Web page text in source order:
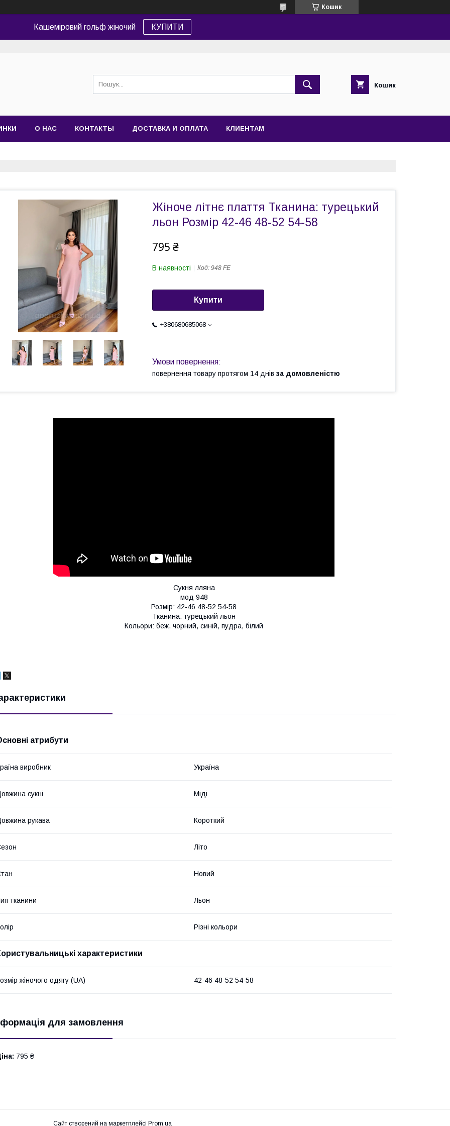
Кошик
Кашеміровий гольф жіночий КУПИТИ
Кошик
О НАС КОНТАКТЫ ДОСТАВКА И ОПЛАТА КЛИЕНТАМ
Жіноче літнє плаття Тканина: турецький
льон Розмір 42-46 48-52 54-58
795 ₴
В наявності Код: 948 FE
Купити
+380680685068
повернення товару протягом 14 днів за домовленістю
Сукня лляна
мод 948
Розмір: 42-46 48-52 54-58
Тканина: турецький льон
Кольори: беж, чорний, синій, пудра, білий
атрибути
виробник Україна
сукні Міді
рукава Короткий
Літо
Новий
тканини Льон
Різні кольори
характеристики
жіночого одягу (UA) 42-46 48-52 54-58
для замовлення
795 ₴
Сайт створений на маркетплейсі Prom.ua